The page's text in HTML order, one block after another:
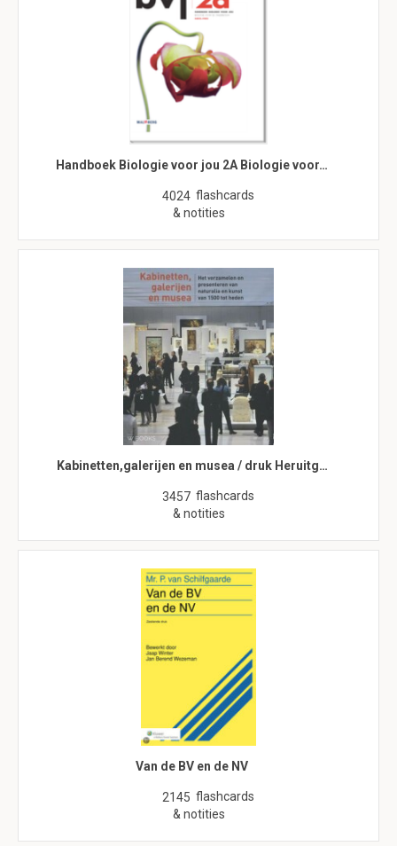
Handboek Biologie voor jou 2A Biologie voor…
4024 flashcards
& notities
Kabinetten,galerijen en musea / druk Heruitg…
3457 flashcards
& notities
Van de BV en de NV
2145 flashcards
& notities